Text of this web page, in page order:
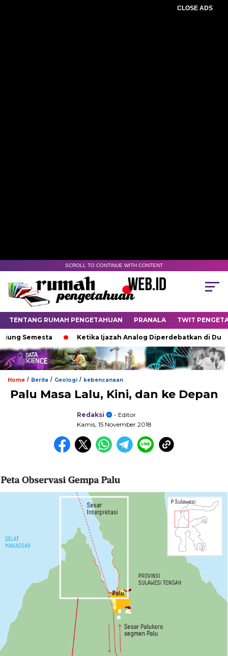
CLOSE ADS
SCROLL TO CONTINUE WITH CONTENT
TENTANG RUMAH PENGETAHUAN PRANALA TWIT
Semesta Ketika Ijazah Analog Diperdebatkan di Dunia
Home / Berita / Geologi / kebencanaan
Palu Masa Lalu, Kini, dan ke Depan
Redaksi
- Editor
Kamis, 15 November 2018